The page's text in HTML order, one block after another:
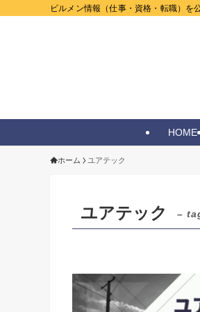
ビルメン情報（仕事・資格・転職）を
HOME
ホーム ユアテック
ユアテック –